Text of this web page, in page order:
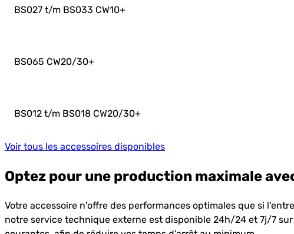
BS027 t/m BS033 CW10+
BS065 CW20/30+
BS012 t/m BS018 CW20/30+
Voir tous les accessoires disponibles
Optez pour une production maximale
Votre accessoire n'offre des performances optimales que si
notre service technique externe est disponible 24h/24 et 7j/7